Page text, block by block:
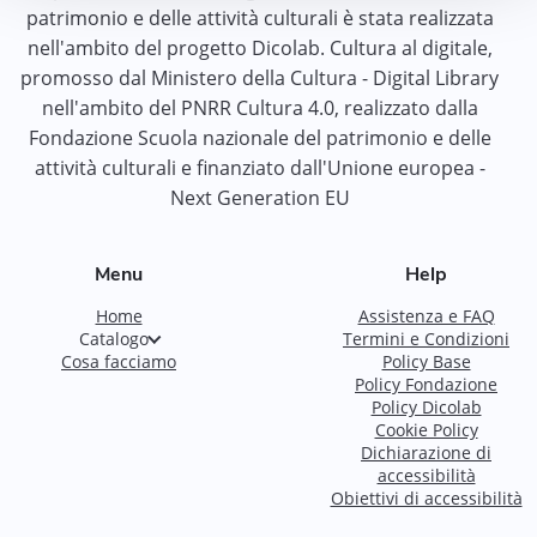
patrimonio e delle attività culturali è stata realizzata
nell'ambito del progetto Dicolab. Cultura al digitale,
promosso dal Ministero della Cultura - Digital Library
nell'ambito del PNRR Cultura 4.0, realizzato dalla
Fondazione Scuola nazionale del patrimonio e delle
attività culturali e finanziato dall'Unione europea -
Next Generation EU
Menu
Home
Catalogo
Cosa facciamo
Help
Assistenza e FAQ
Termini e Condizioni
Policy Base
Policy Fondazione
Policy Dicolab
Cookie Policy
Dichiarazione di
accessibilità
Obiettivi di accessibilità